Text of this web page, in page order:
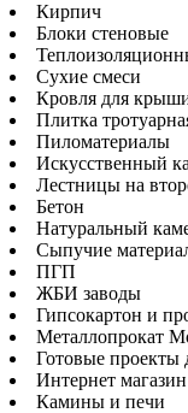
Кирпич
Блоки стеновые
Сухие смеси
Кровля для
Плитка
Пиломатериалы
Искусственный
Лестницы на
Бетон
Натуральный
Сыпучие
ПГП
ЖБИ заводы
Гипсокартон и
Металлопрокат
Готовые проекты
Интернет
Камины и печи